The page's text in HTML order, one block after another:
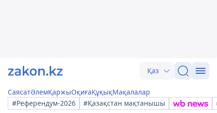
Қаз
СаясатӘлемҚаржыОқиғаҚұқықМақалалар
#Референдум-2026
#Қазақстан мақтанышы